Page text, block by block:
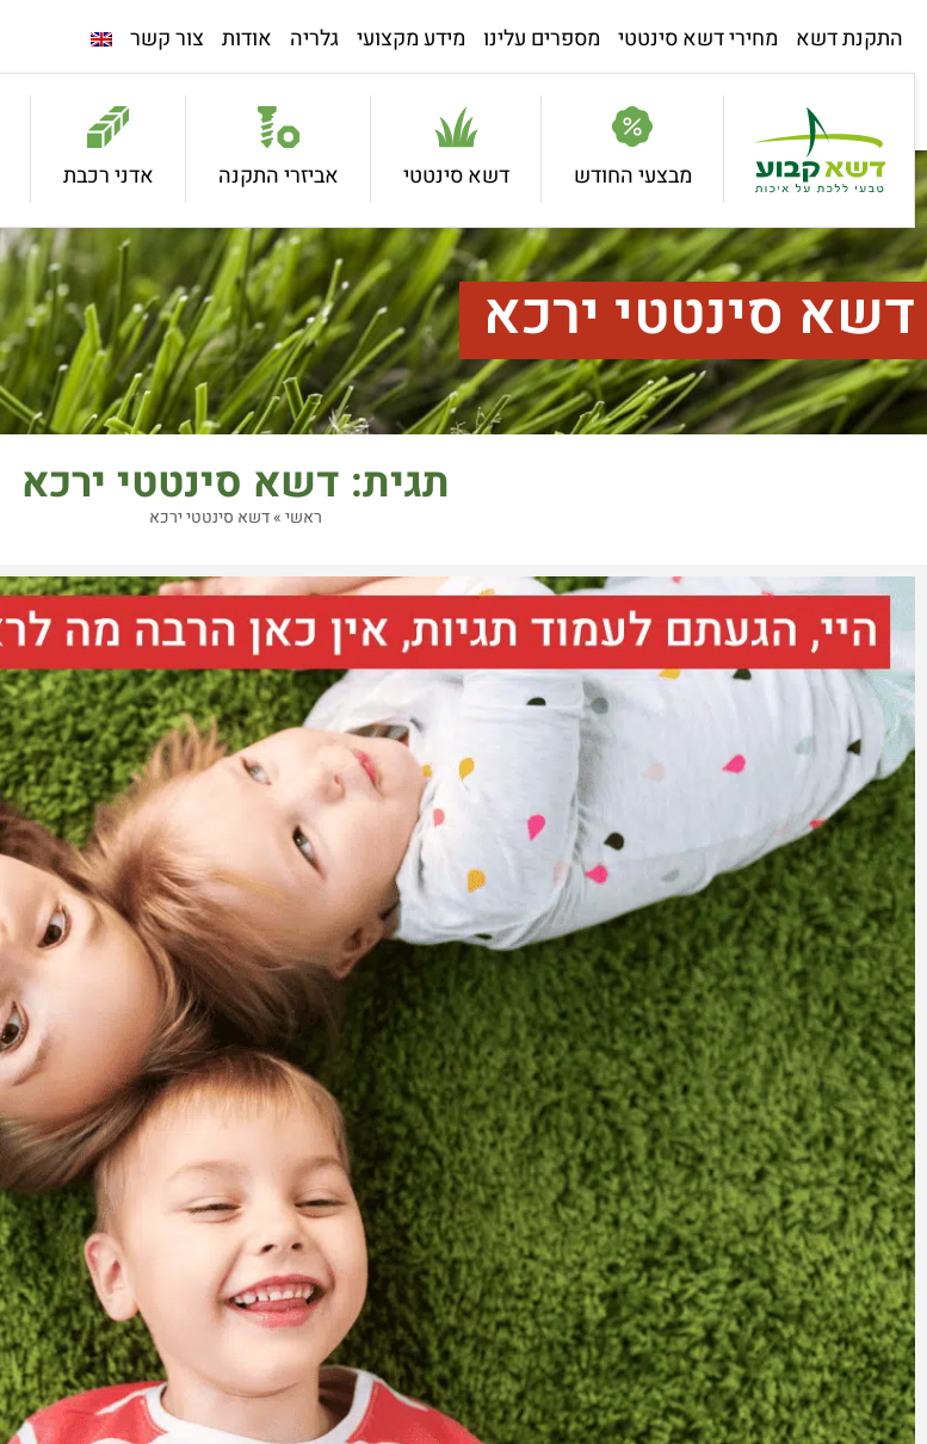
התקנת דשא מחירי דשא סינטטי מספרים עלינו מידע מקצועי גלריה אודות צור קשר
מבצעי החודש דשא סינטטי אביזרי התקנה אדני רכבת
דשא סינטטי ירכא
תגית: דשא סינטטי ירכא
ראשי»דשא סינטטי ירכא